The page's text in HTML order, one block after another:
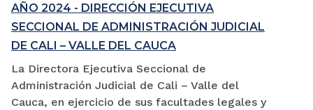
AÑO 2024 - DIRECCIÓN EJECUTIVA
SECCIONAL DE ADMINISTRACIÓN JUDICIAL
DE CALI – VALLE DEL CAUCA
La Directora Ejecutiva Seccional de
Administración Judicial de Cali – Valle del
Cauca, en ejercicio de sus facultades legales y